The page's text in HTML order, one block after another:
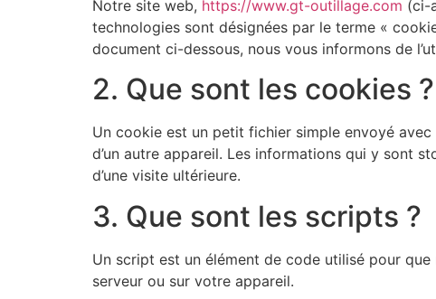
Notre site web, https://www.gt-outillage.com (ci-
technologies sont désignées par le terme «
document ci-dessous, nous vous informons de
2. Que sont les cookies ?
Un cookie est un petit fichier simple envoyé
d’un autre appareil. Les informations qui y sont
d’une visite ultérieure.
3. Que sont les scripts ?
Un script est un élément de code utilisé pour
serveur ou sur votre appareil.